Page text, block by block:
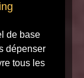
de base
dépenser
tous les